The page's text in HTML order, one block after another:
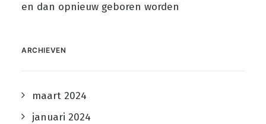
en dan opnieuw geboren worden
ARCHIEVEN
maart 2024
januari 2024